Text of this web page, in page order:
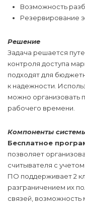
Возможность
Резервирование
Решение
Задача решается
контроля доступа
подходят для
к надежности.
можно организовать
рабочего времени.
Компоненты
Бесплатное
позволяет
считывателя с
ПО поддерживает 2
разграничением их
связей, возможность